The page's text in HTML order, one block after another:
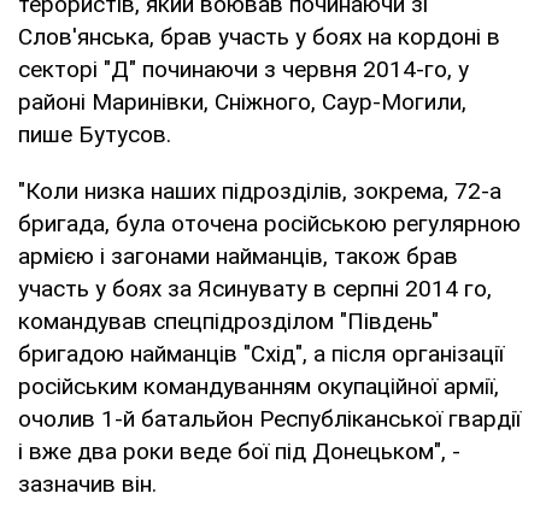
Слов'янська, брав участь у боях на кордоні в
секторі "Д" починаючи з червня 2014-го, у
районі Маринівки, Сніжного, Саур-Могили,
пише Бутусов.
"Коли низка наших підрозділів, зокрема, 72-а
бригада, була оточена російською регулярною
армією і загонами найманців, також брав
участь у боях за Ясинувату в серпні 2014 го,
командував спецпідрозділом "Південь"
бригадою найманців "Схід", а після організації
російським командуванням окупаційної армії,
очолив 1-й батальйон Республіканської гвардії
і вже два роки веде бої під Донецьком", -
зазначив він.